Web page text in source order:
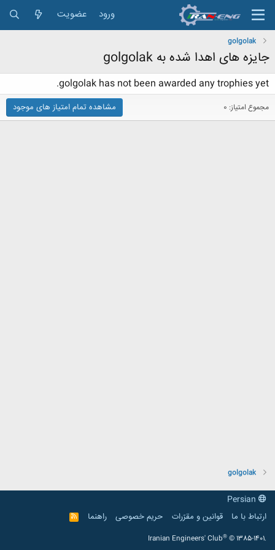
ورود عضویت
golgolak
جایزه های اهدا شده به golgolak
golgolak has not been awarded any trophies yet.
مجموع امتیاز: 0 مشاهده تمام امتیاز های موجود
golgolak
ارتباط با ما
قوانین و مقرّرات حریم خصوصی راهنما
R
S
Iranian Engineers' Club® © 1385-1401.